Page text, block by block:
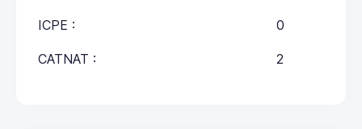
ICPE : 0
CATNAT : 2